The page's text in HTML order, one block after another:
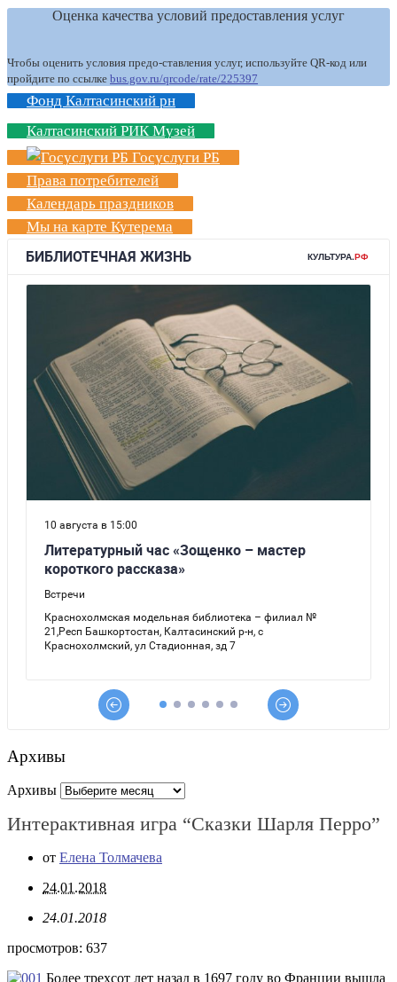
Оценка качества условий предоставления услуг
Чтобы оценить условия предо-ставления услуг, используйте QR-код или
пройдите по ссылке bus.gov.ru/qrcode/rate/225397
Фонд Калтасинский рн
Калтасинский РИК Музей
Госуслуги РБ
Права потребителей
Календарь праздников
Мы на карте Кутерема
Архивы
Архивы
Интерактивная игра “Сказки Шарля Перро”
от Елена Толмачева
24.01.2018
24.01.2018
просмотров: 637
Более трехсот лет назад в 1697 году во Франции вышла